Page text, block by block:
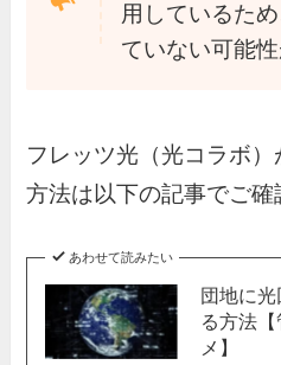
用しているた
ていない可能性
フレッツ光（光コラボ
方法は以下の記事でご確
あわせて読みたい
団地に
る方法
メ】